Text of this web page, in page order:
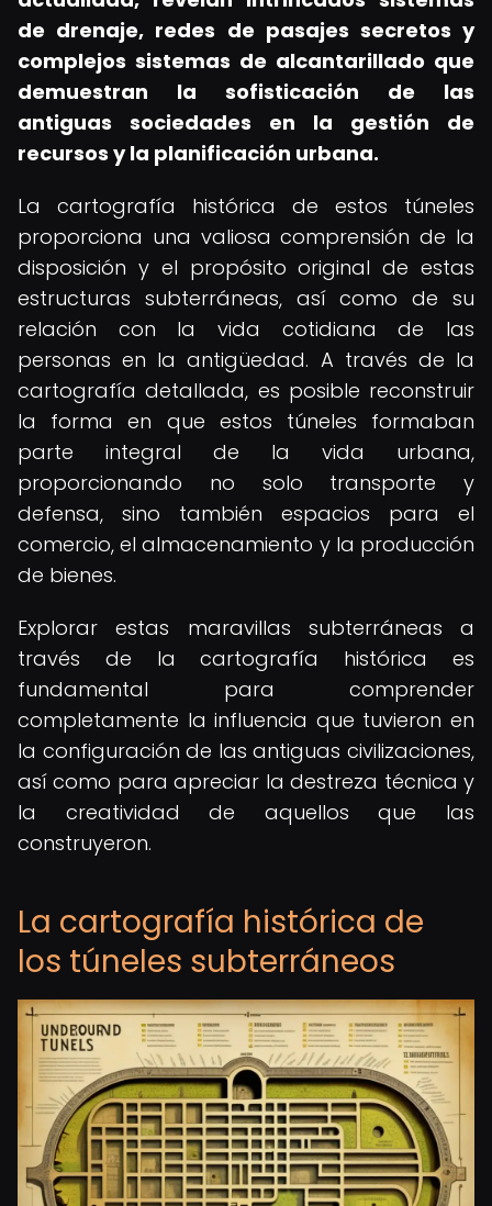
de drenaje, redes de pasajes secretos y
complejos sistemas de alcantarillado que
demuestran la sofisticación de las
antiguas sociedades en la gestión de
recursos y la planificación urbana.
La cartografía histórica de estos túneles
proporciona una valiosa comprensión de la
disposición y el propósito original de estas
estructuras subterráneas, así como de su
relación con la vida cotidiana de las
personas en la antigüedad. A través de la
cartografía detallada, es posible reconstruir
la forma en que estos túneles formaban
parte integral de la vida urbana,
proporcionando no solo transporte y
defensa, sino también espacios para el
comercio, el almacenamiento y la producción
de bienes.
Explorar estas maravillas subterráneas a
través de la cartografía histórica es
fundamental para comprender
completamente la influencia que tuvieron en
la configuración de las antiguas civilizaciones,
así como para apreciar la destreza técnica y
la creatividad de aquellos que las
construyeron.
La cartografía histórica de
los túneles subterráneos